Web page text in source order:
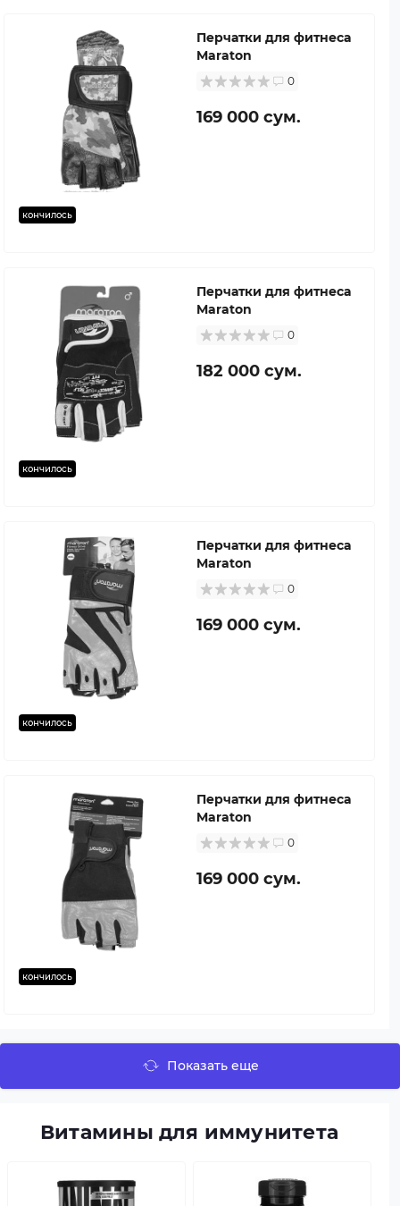
кончилось
Перчатки для фитнеса
Maraton
0
169 000 сум.
кончилось
Перчатки для фитнеса
Maraton
0
182 000 сум.
кончилось
Перчатки для фитнеса
Maraton
0
169 000 сум.
кончилось
Перчатки для фитнеса
Maraton
0
169 000 сум.
Показать еще
Витамины для иммунитета